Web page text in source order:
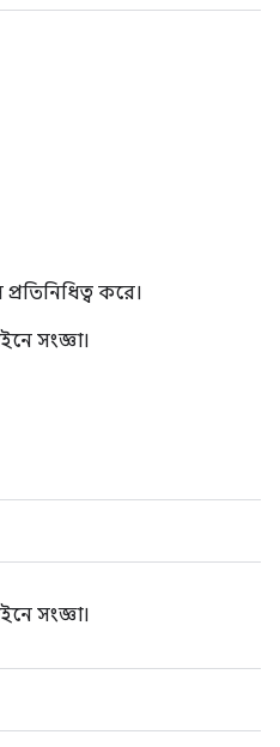
প্রতিনিধিত্ব করে।
সংজ্ঞা।
সংজ্ঞা।